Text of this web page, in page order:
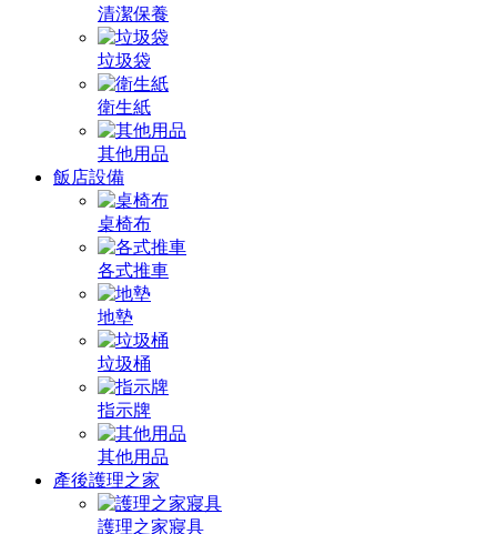
清潔保養
垃圾袋
衛生紙
其他用品
飯店設備
桌椅布
各式推車
地墊
垃圾桶
指示牌
其他用品
產後護理之家
護理之家寢具